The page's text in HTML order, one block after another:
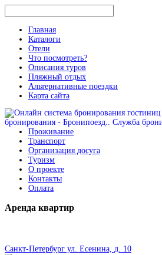
Главная
Каталоги
Отели
Что посмотреть?
Описания туров
Пляжный отдых
Альтернативные поездки
Карта сайта
Проживание
Транспорт
Организация досуга
Туризм
О проекте
Контакты
Оплата
Аренда квартир
Санкт-Петербург ул. Есенина, д. 10